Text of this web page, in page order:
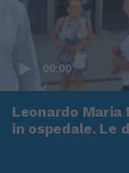
00:00
Leonardo Maria
in ospedale. Le